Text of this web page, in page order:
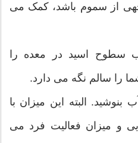
از سموم باشد، کمک می
سطوح اسید در معده را
را سالم نگه می دارد.
تا 10 لیوان آب بنوشید. البته این میزان با
و میزان فعالیت فرد می